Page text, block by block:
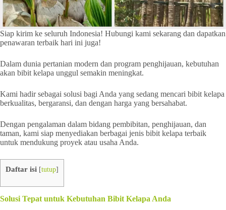
Siap kirim ke seluruh Indonesia! Hubungi kami sekarang dan dapatkan
penawaran terbaik hari ini juga!
Dalam dunia pertanian modern dan program penghijauan, kebutuhan
akan bibit kelapa unggul semakin meningkat.
Kami hadir sebagai solusi bagi Anda yang sedang mencari bibit kelapa
berkualitas, bergaransi, dan dengan harga yang bersahabat.
Dengan pengalaman dalam bidang pembibitan, penghijauan, dan
taman, kami siap menyediakan berbagai jenis bibit kelapa terbaik
untuk mendukung proyek atau usaha Anda.
Daftar isi [tutup]
Solusi Tepat untuk Kebutuhan Bibit Kelapa Anda